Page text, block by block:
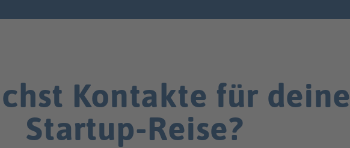
Kontakte für deine
Startup-Reise?